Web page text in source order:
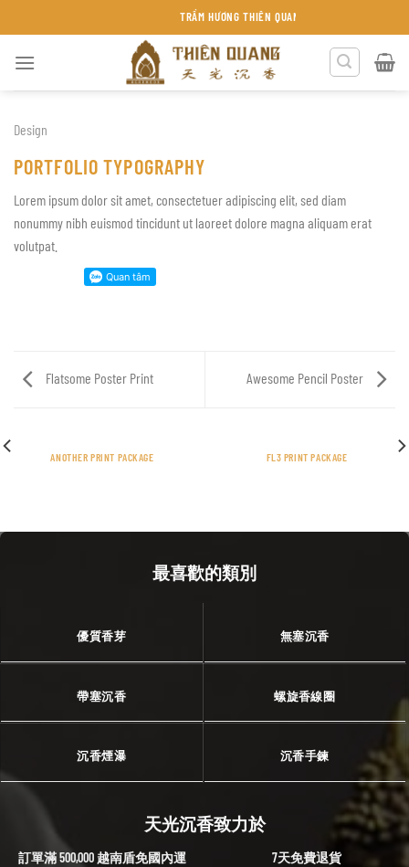
đến
TRẦM HƯƠNG THIÊN QUANG KHÁNH HÒA
Design
PORTFOLIO TYPOGRAPHY
Lorem ipsum dolor sit amet, consectetuer adipiscing elit, sed diam
nonummy nibh euismod tincidunt ut laoreet dolore magna aliquam erat
volutpat.
Flatsome Poster Print Awesome Pencil Poster
ANOTHER PRINT PACKAGE FL3 PRINT PACKAGE
最喜歡的類別
優質香芽 無塞沉香
帶塞沉香 螺旋香線圈
沉香煙瀑 沉香手鍊
天光沉香致力於
訂單滿 500,000 越南盾免國內運
7天免費退貨